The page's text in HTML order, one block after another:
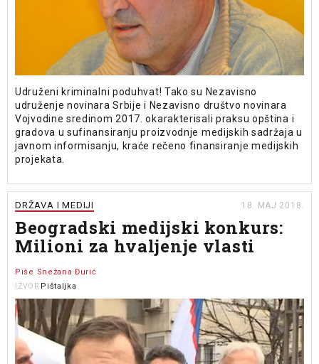
Udruženi kriminalni poduhvat! Tako su Nezavisno
udruženje novinara Srbije i Nezavisno društvo novinara
Vojvodine sredinom 2017. okarakterisali praksu opština i
gradova u sufinansiranju proizvodnje medijskih sadržaja u
javnom informisanju, kraće rečeno finansiranje medijskih
projekata.
DRŽAVA I MEDIJI 18. MAJ 2018.
Beogradski medijski konkurs:
Milioni za hvaljenje vlasti
Piše Snežana Đurić
IZVOR Pištaljka